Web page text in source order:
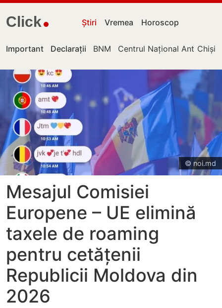
Click Știri Vremea Horoscop
Important Declarații BNM Centrul Național
© noi.md
Mesajul Comisiei
Europene – UE elimină
taxele de roaming
pentru cetățenii
Republicii Moldova din
2026